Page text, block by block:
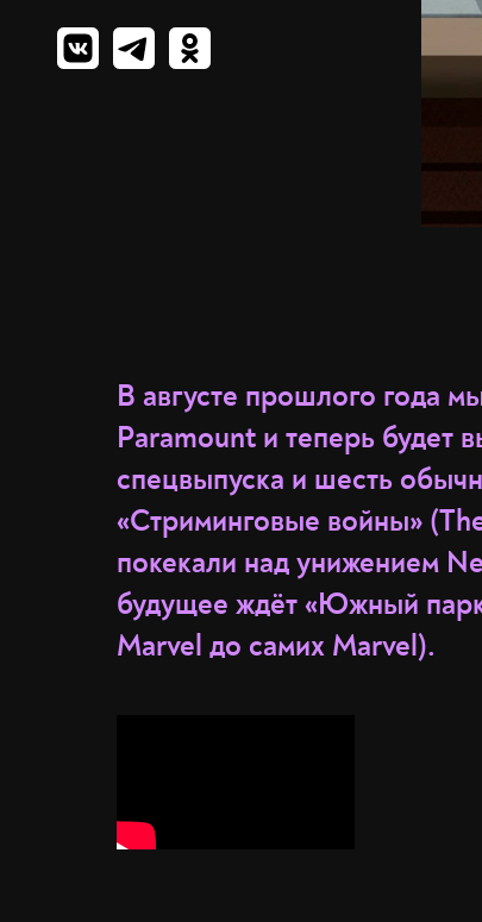
В августе прошлого года
Paramount и теперь будет
спецвыпуска и шесть
«Стриминговые войны»
покекали над унижением
будущее ждёт «Южный
Marvel до самих Marvel).